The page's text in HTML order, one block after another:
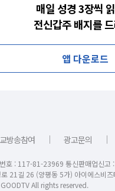
매일 성경 3장씩
전신갑주 배지를
앱 다운로드
방송참여 ｜ 광고문의 ｜
호 : 117-81-23969 통신판매업신
로 21길 26 (양평동 5가) 아이에스
All rights reserved.